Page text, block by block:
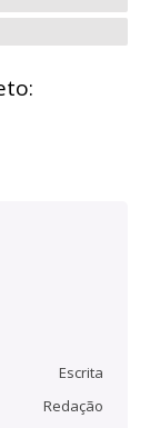
Escrita
Redação